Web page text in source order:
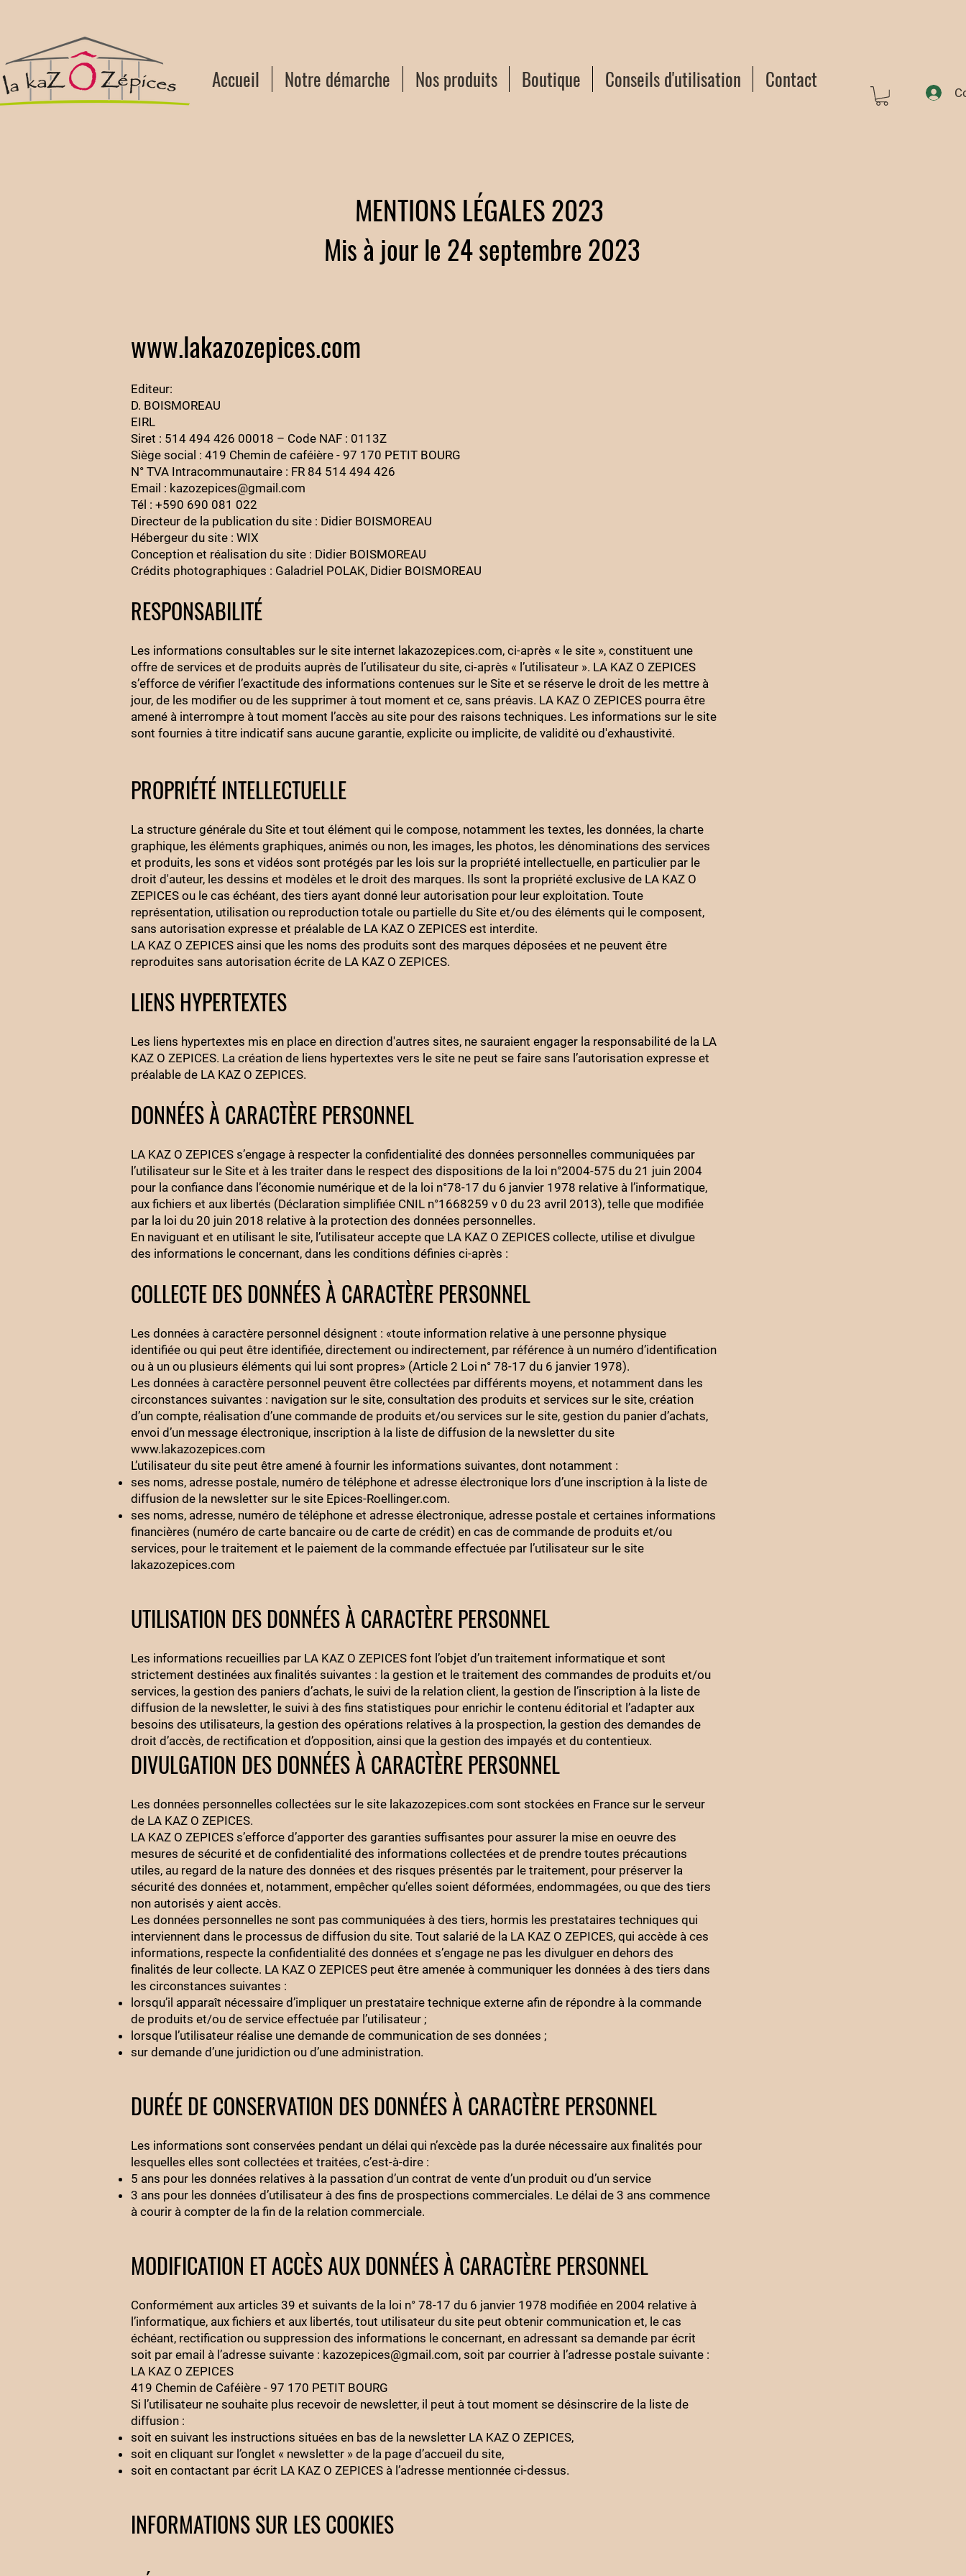
Accueil Notre démarche Nos produits Boutique Conseils d'utilisation Contact
MENTIONS LÉGALES2023
Mis à jour le 24 septembre 2023
www.lakazozepices.com
Editeur:
D. BOISMOREAU
EIRL
Siret : 514 494 426 00018 – Code NAF : 0113Z
Siège social : 419 Chemin de caféière - 97 170 PETIT BOURG
N° TVA Intracommunautaire : FR 84 514 494 426
Email : kazozepices@gmail.com
Tél : +590 690 081 022
Directeur de la publication du site : Didier BOISMOREAU
Hébergeur du site : WIX
Conception et réalisation du site : Didier BOISMOREAU
Crédits photographiques : Galadriel POLAK, Didier BOISMOREAU
RESPONSABILITÉ
Les informations consultables sur le site internet lakazozepices.com, ci-après « le site », constituent une
offre de services et de produits auprès de l’utilisateur du site, ci-après « l’utilisateur ». LA KAZ O ZEPICES
s’efforce de vérifier l’exactitude des informations contenues sur le Site et se réserve le droit de les mettre à
jour, de les modifier ou de les supprimer à tout moment et ce, sans préavis. LA KAZ O ZEPICES pourra être
amené à interrompre à tout moment l’accès au site pour des raisons techniques. Les informations sur le site
sont fournies à titre indicatif sans aucune garantie, explicite ou implicite, de validité ou d'exhaustivité.
PROPRIÉTÉ INTELLECTUELLE
La structure générale du Site et tout élément qui le compose, notamment les textes, les données, la charte
graphique, les éléments graphiques, animés ou non, les images, les photos, les dénominations des services
et produits, les sons et vidéos sont protégés par les lois sur la propriété intellectuelle, en particulier par le
droit d'auteur, les dessins et modèles et le droit des marques. Ils sont la propriété exclusive de LA KAZ O
ZEPICES ou le cas échéant, des tiers ayant donné leur autorisation pour leur exploitation. Toute
représentation, utilisation ou reproduction totale ou partielle du Site et/ou des éléments qui le composent,
sans autorisation expresse et préalable de LA KAZ O ZEPICES est interdite.
LA KAZ O ZEPICES ainsi que les noms des produits sont des marques déposées et ne peuvent être
reproduites sans autorisation écrite de LA KAZ O ZEPICES.
LIENS HYPERTEXTES
Les liens hypertextes mis en place en direction d'autres sites, ne sauraient engager la responsabilité de la LA
KAZ O ZEPICES. La création de liens hypertextes vers le site ne peut se faire sans l’autorisation expresse et
préalable de LA KAZ O ZEPICES.
DONNÉES À CARACTÈRE PERSONNEL
LA KAZ O ZEPICES s’engage à respecter la confidentialité des données personnelles communiquées par
l’utilisateur sur le Site et à les traiter dans le respect des dispositions de la loi n°2004-575 du 21 juin 2004
pour la confiance dans l’économie numérique et de la loi n°78-17 du 6 janvier 1978 relative à l’informatique,
aux fichiers et aux libertés (Déclaration simplifiée CNIL n°1668259 v 0 du 23 avril 2013), telle que modifiée
par la loi du 20 juin 2018 relative à la protection des données personnelles.
En naviguant et en utilisant le site, l’utilisateur accepte que LA KAZ O ZEPICES collecte, utilise et divulgue
des informations le concernant, dans les conditions définies ci-après :
COLLECTE DES DONNÉES À CARACTÈRE PERSONNEL
Les données à caractère personnel désignent : «toute information relative à une personne physique
identifiée ou qui peut être identifiée, directement ou indirectement, par référence à un numéro d’identification
ou à un ou plusieurs éléments qui lui sont propres» (Article 2 Loi n° 78-17 du 6 janvier 1978).
Les données à caractère personnel peuvent être collectées par différents moyens, et notamment dans les
circonstances suivantes : navigation sur le site, consultation des produits et services sur le site, création
d’un compte, réalisation d’une commande de produits et/ou services sur le site, gestion du panier d’achats,
envoi d’un message électronique, inscription à la liste de diffusion de la newsletter du site
www.lakazozepices.com
L’utilisateur du site peut être amené à fournir les informations suivantes, dont notamment :
ses noms, adresse postale, numéro de téléphone et adresse électronique lors d’une inscription à la liste de
diffusion de la newsletter sur le site Epices-Roellinger.com.
ses noms, adresse, numéro de téléphone et adresse électronique, adresse postale et certaines informations
financières (numéro de carte bancaire ou de carte de crédit) en cas de commande de produits et/ou
services, pour le traitement et le paiement de la commande effectuée par l’utilisateur sur le site
lakazozepices.com
UTILISATION DES DONNÉES À CARACTÈRE PERSONNEL
Les informations recueillies par LA KAZ O ZEPICES font l’objet d’un traitement informatique et sont
strictement destinées aux finalités suivantes : la gestion et le traitement des commandes de produits et/ou
services, la gestion des paniers d’achats, le suivi de la relation client, la gestion de l’inscription à la liste de
diffusion de la newsletter, le suivi à des fins statistiques pour enrichir le contenu éditorial et l’adapter aux
besoins des utilisateurs, la gestion des opérations relatives à la prospection, la gestion des demandes de
droit d’accès, de rectification et d’opposition, ainsi que la gestion des impayés et du contentieux.
DIVULGATION DES DONNÉES À CARACTÈRE PERSONNEL
Les données personnelles collectées sur le site lakazozepices.com sont stockées en France sur le serveur
de LA KAZ O ZEPICES.
LA KAZ O ZEPICES s’efforce d’apporter des garanties suffisantes pour assurer la mise en oeuvre des
mesures de sécurité et de confidentialité des informations collectées et de prendre toutes précautions
utiles, au regard de la nature des données et des risques présentés par le traitement, pour préserver la
sécurité des données et, notamment, empêcher qu’elles soient déformées, endommagées, ou que des tiers
non autorisés y aient accès.
Les données personnelles ne sont pas communiquées à des tiers, hormis les prestataires techniques qui
interviennent dans le processus de diffusion du site. Tout salarié de la LA KAZ O ZEPICES, qui accède à ces
informations, respecte la confidentialité des données et s’engage ne pas les divulguer en dehors des
finalités de leur collecte. LA KAZ O ZEPICES peut être amenée à communiquer les données à des tiers dans
les circonstances suivantes :
lorsqu’il apparaît nécessaire d’impliquer un prestataire technique externe afin de répondre à la commande
de produits et/ou de service effectuée par l’utilisateur ;
lorsque l’utilisateur réalise une demande de communication de ses données ;
sur demande d’une juridiction ou d’une administration.
DURÉE DE CONSERVATION DES DONNÉES À CARACTÈRE PERSONNEL
Les informations sont conservées pendant un délai qui n’excède pas la durée nécessaire aux finalités pour
lesquelles elles sont collectées et traitées, c’est-à-dire :
5 ans pour les données relatives à la passation d’un contrat de vente d’un produit ou d’un service
3 ans pour les données d’utilisateur à des fins de prospections commerciales. Le délai de 3 ans commence
à courir à compter de la fin de la relation commerciale.
MODIFICATION ET ACCÈS AUX DONNÉES À CARACTÈRE PERSONNEL
Conformément aux articles 39 et suivants de la loi n° 78-17 du 6 janvier 1978 modifiée en 2004 relative à
l’informatique, aux fichiers et aux libertés, tout utilisateur du site peut obtenir communication et, le cas
échéant, rectification ou suppression des informations le concernant, en adressant sa demande par écrit
soit par email à l’adresse suivante : kazozepices@gmail.com, soit par courrier à l’adresse postale suivante :
LA KAZ O ZEPICES
419 Chemin de Caféière - 97 170 PETIT BOURG
Si l’utilisateur ne souhaite plus recevoir de newsletter, il peut à tout moment se désinscrire de la liste de
diffusion :
soit en suivant les instructions situées en bas de la newsletter LA KAZ O ZEPICES,
soit en cliquant sur l’onglet « newsletter » de la page d’accueil du site,
soit en contactant par écrit LA KAZ O ZEPICES à l’adresse mentionnée ci-dessus.
INFORMATIONS SUR LES COOKIES